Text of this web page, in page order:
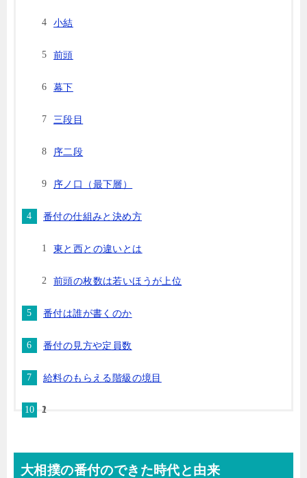
小結
前頭
幕下
三段目
序二段
序ノ口（最下層）
番付の仕組みと決め方
東と西との違いとは
前頭の枚数は若いほうが上位
番付は誰が書くのか
番付の見方や定員数
給料のもらえる階級の境目
大相撲の番付のできた時代と由来